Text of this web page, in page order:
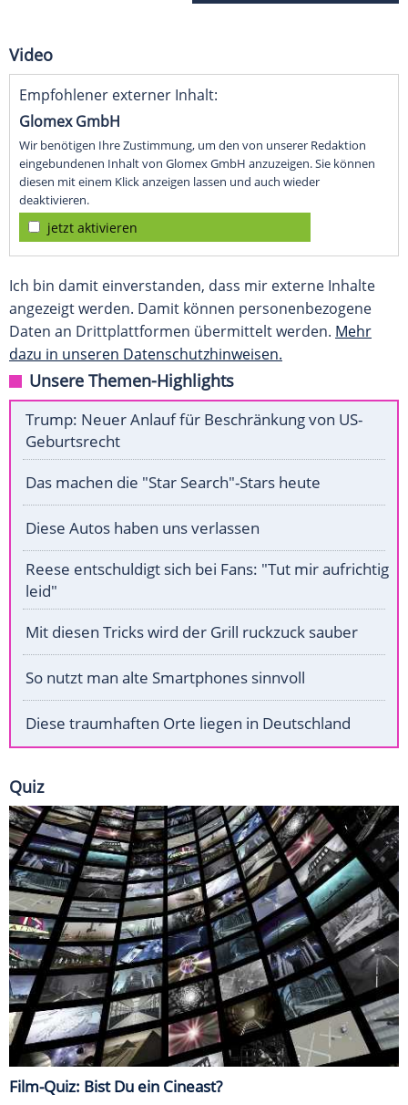
Video
Empfohlener externer Inhalt:
Glomex GmbH
Wir benötigen Ihre Zustimmung, um den von unserer Redaktion
eingebundenen Inhalt von Glomex GmbH anzuzeigen. Sie können
diesen mit einem Klick anzeigen lassen und auch wieder
deaktivieren.
jetzt aktivieren
Ich bin damit einverstanden, dass mir externe Inhalte
angezeigt werden. Damit können personenbezogene
Daten an Drittplattformen übermittelt werden. Mehr
dazu in unseren Datenschutzhinweisen.
Unsere Themen-Highlights
Trump: Neuer Anlauf für Beschränkung von US-
Geburtsrecht
Das machen die "Star Search"-Stars heute
Diese Autos haben uns verlassen
Reese entschuldigt sich bei Fans: "Tut mir aufrichtig
leid"
Mit diesen Tricks wird der Grill ruckzuck sauber
So nutzt man alte Smartphones sinnvoll
Diese traumhaften Orte liegen in Deutschland
Quiz
Film-Quiz: Bist Du ein Cineast?